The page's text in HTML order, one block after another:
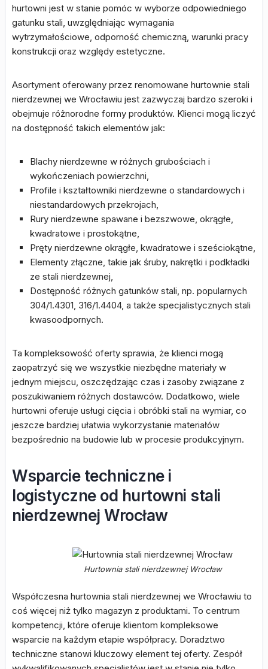
hurtowni jest w stanie pomóc w wyborze odpowiedniego
gatunku stali, uwzględniając wymagania
wytrzymałościowe, odporność chemiczną, warunki pracy
konstrukcji oraz względy estetyczne.
Asortyment oferowany przez renomowane hurtownie stali
nierdzewnej we Wrocławiu jest zazwyczaj bardzo szeroki i
obejmuje różnorodne formy produktów. Klienci mogą liczyć
na dostępność takich elementów jak:
Blachy nierdzewne w różnych grubościach i
wykończeniach powierzchni,
Profile i kształtowniki nierdzewne o standardowych i
niestandardowych przekrojach,
Rury nierdzewne spawane i bezszwowe, okrągłe,
kwadratowe i prostokątne,
Pręty nierdzewne okrągłe, kwadratowe i sześciokątne,
Elementy złączne, takie jak śruby, nakrętki i podkładki
ze stali nierdzewnej,
Dostępność różnych gatunków stali, np. popularnych
304/1.4301, 316/1.4404, a także specjalistycznych stali
kwasoodpornych.
Ta kompleksowość oferty sprawia, że klienci mogą
zaopatrzyć się we wszystkie niezbędne materiały w
jednym miejscu, oszczędzając czas i zasoby związane z
poszukiwaniem różnych dostawców. Dodatkowo, wiele
hurtowni oferuje usługi cięcia i obróbki stali na wymiar, co
jeszcze bardziej ułatwia wykorzystanie materiałów
bezpośrednio na budowie lub w procesie produkcyjnym.
Wsparcie techniczne i
logistyczne od hurtowni stali
nierdzewnej Wrocław
Hurtownia stali nierdzewnej Wrocław
Współczesna hurtownia stali nierdzewnej we Wrocławiu to
coś więcej niż tylko magazyn z produktami. To centrum
kompetencji, które oferuje klientom kompleksowe
wsparcie na każdym etapie współpracy. Doradztwo
techniczne stanowi kluczowy element tej oferty. Zespół